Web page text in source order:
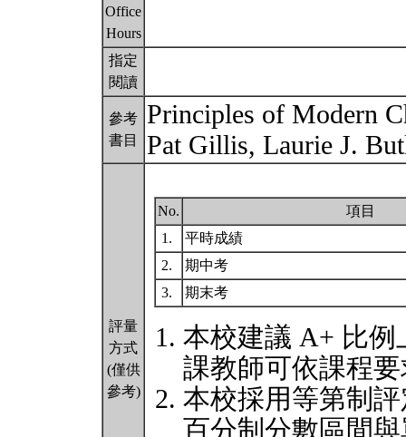
Office
Hours
指定
閱讀
參考
書目
Principles of Modern
Pat Gillis, Laurie J.
評量
方式
(僅供
參考)
No.
項目
1.
平時成績
2.
期中考
3.
期末考
本校建議 A+ 比例
課教師可依課程
本校採用等第制
百分制分數區間